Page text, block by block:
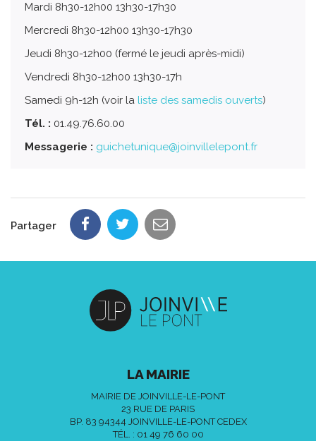
Mardi 8h30-12h00 13h30-17h30
Mercredi 8h30-12h00 13h30-17h30
Jeudi 8h30-12h00 (fermé le jeudi après-midi)
Vendredi 8h30-12h00 13h30-17h
Samedi 9h-12h (voir la liste des samedis ouverts)
Tél. : 01.49.76.60.00
Messagerie : guichetunique@joinvillelepont.fr
Partager
LA MAIRIE
MAIRIE DE JOINVILLE-LE-PONT
23 RUE DE PARIS
BP. 83 94344 JOINVILLE-LE-PONT CEDEX
TÉL. : 01 49 76 60 00